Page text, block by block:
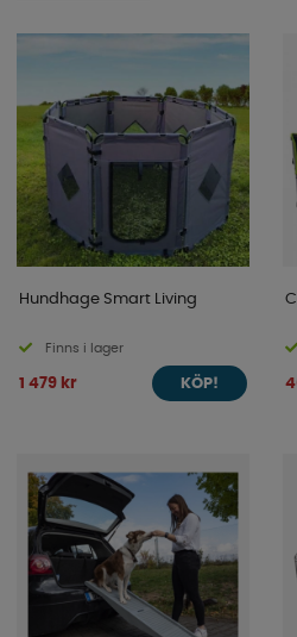
Hundhage Smart Living
Finns i lager
1 479 kr KÖP!